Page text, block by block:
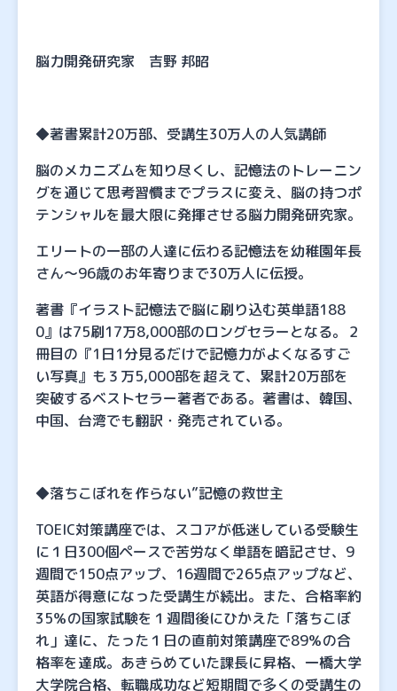
脳力開発研究家 吉野 邦昭
◆著書累計20万部、受講生30万人の人気講師
脳のメカニズムを知り尽くし、記憶法のトレーニン
グを通じて思考習慣までプラスに変え、脳の持つポ
テンシャルを最大限に発揮させる脳力開発研究家。
エリートの一部の人達に伝わる記憶法を幼稚園年長
さん～96歳のお年寄りまで30万人に伝授。
著書『イラスト記憶法で脳に刷り込む英単語188
0』は75刷17万8,000部のロングセラーとなる。２
冊目の『1日1分見るだけで記憶力がよくなるすご
い写真』も３万5,000部を超えて、累計20万部を
突破するベストセラー著者である。著書は、韓国、
中国、台湾でも翻訳・発売されている。
◆落ちこぼれを作らない”記憶の救世主
TOEIC対策講座では、スコアが低迷している受験生
に１日300個ペースで苦労なく単語を暗記させ、9
週間で150点アップ、16週間で265点アップなど、
英語が得意になった受講生が続出。また、合格率約
35％の国家試験を１週間後にひかえた「落ちこぼ
れ」達に、たった１日の直前対策講座で89％の合
格率を達成。あきらめていた課長に昇格、一橋大学
大学院合格、転職成功など短期間で多くの受講生の